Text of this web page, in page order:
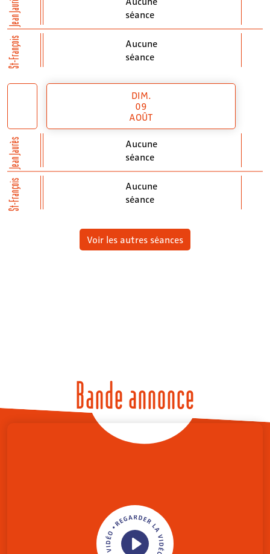
Jean Jaurès
St-François
séance
Aucune
séance
Jean Jaurès
St-François
DIM.
09
AOÛT
Aucune
séance
Aucune
séance
Voir les autres séances
Bande annonce